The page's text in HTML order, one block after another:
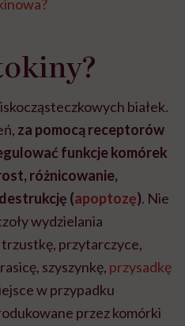
białek.
za pomocą receptorów
funkcje komórek
różnicowanie,
(apoptozę). Nie
wydzielania
przytarczyce,
szyszynkę, przysadkę
w przypadku
przez komórki